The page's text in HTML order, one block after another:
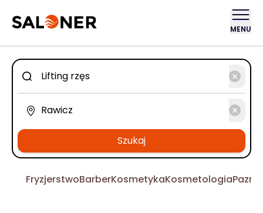
MENU
Szukaj
FryzjerstwoBarberKosmetykaKosmetologia